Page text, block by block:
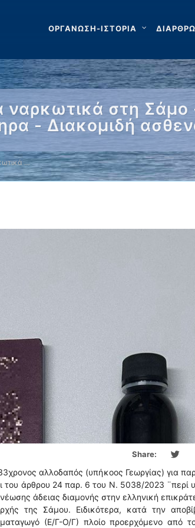
ΟΡΓΑΝΩΣΗ-ΙΣΤΟΡΙΑ
στη Σάμο
- Διακομιδή
…
Share:
αλλοδαπός (υπήκοος Γεωργίας) για
του άρθρου 24 παρ. 6 του Ν. 5038/2023 ¨περί
άδειας διαμονής στην ελληνική
της Σάμου. Ειδικότερα, κατά την
(Ε/Γ-Ο/Γ) πλοίο προερχόμενο από το